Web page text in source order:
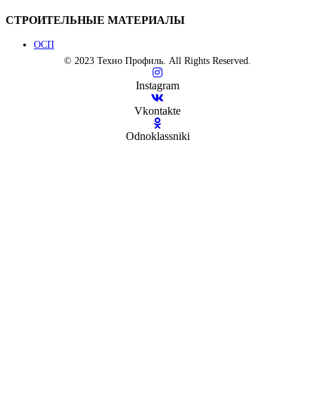
СТРОИТЕЛЬНЫЕ МАТЕРИАЛЫ
ОСП
© 2023 Техно Профиль. All Rights Reserved.
Instagram
Vkontakte
Odnoklassniki